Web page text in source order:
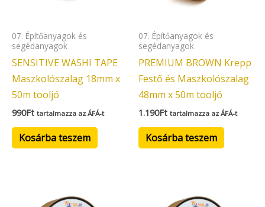
07. Építőanyagok és
segédanyagok
SENSITIVE WASHI TAPE
Maszkolószalag 18mm x
50m tooljó
990Ft tartalmazza az ÁFÁ-t
Kosárba teszem
07. Építőanyagok és
segédanyagok
PREMIUM BROWN Krepp
Festő és Maszkolószalag
48mm x 50m tooljó
1.190Ft tartalmazza az ÁFÁ-t
Kosárba teszem